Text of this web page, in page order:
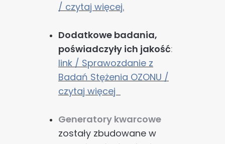
/ czytaj więcej.
Dodatkowe badania,
poświadczyły ich jakość:
link / Sprawozdanie z
Badań Stężenia OZONU /
czytaj więcej
Generatory kwarcowe
zostały zbudowane w